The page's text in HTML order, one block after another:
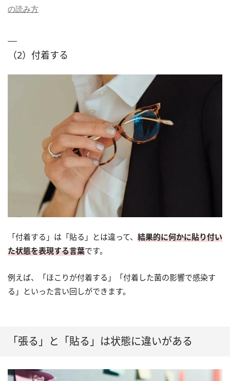
の読み方
（2）付着する
「付着する」は「貼る」とは違って、 結果的に何かに貼り付い
た状態を表現する言葉です。
例えば、「ほこりが付着する」「付着した菌の影響で感染す
る」といった言い回しができます。
「張る」と「貼る」は状態に違いがある